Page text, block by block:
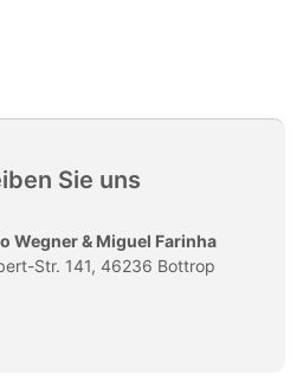
Sie uns
Wegner & Miguel Farinha
Str. 141, 46236 Bottrop